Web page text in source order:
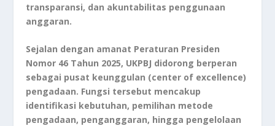
transparansi, dan akuntabilitas penggunaan
anggaran.
Sejalan dengan amanat Peraturan Presiden
Nomor 46 Tahun 2025, UKPBJ didorong berperan
sebagai pusat keunggulan (center of excellence)
pengadaan. Fungsi tersebut mencakup
identifikasi kebutuhan, pemilihan metode
pengadaan, penganggaran, hingga pengelolaan